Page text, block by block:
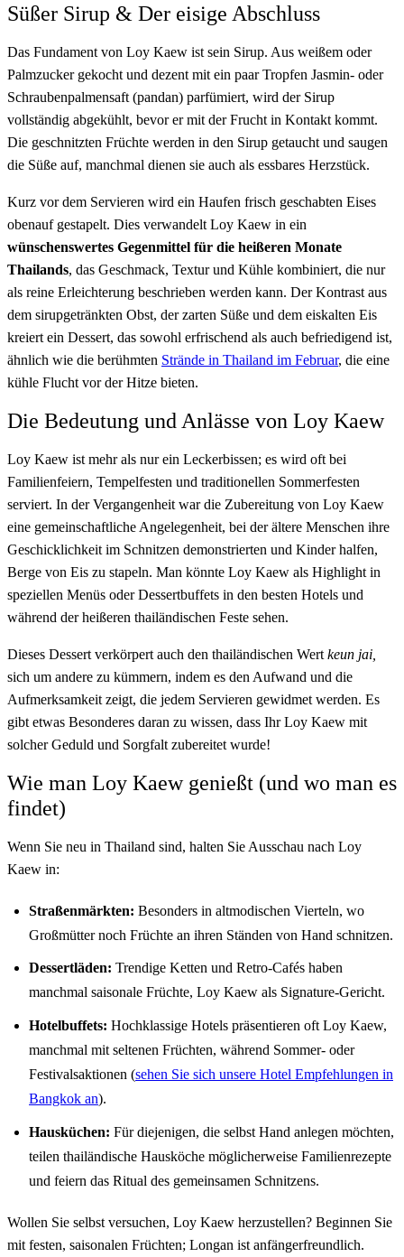
Süßer Sirup & Der eisige Abschluss
Das Fundament von Loy Kaew ist sein Sirup. Aus weißem oder
Palmzucker gekocht und dezent mit ein paar Tropfen Jasmin- oder
Schraubenpalmensaft (pandan) parfümiert, wird der Sirup
vollständig abgekühlt, bevor er mit der Frucht in Kontakt kommt.
Die geschnitzten Früchte werden in den Sirup getaucht und saugen
die Süße auf, manchmal dienen sie auch als essbares Herzstück.
Kurz vor dem Servieren wird ein Haufen frisch geschabten Eises
obenauf gestapelt. Dies verwandelt Loy Kaew in ein
wünschenswertes Gegenmittel für die heißeren Monate
Thailands, das Geschmack, Textur und Kühle kombiniert, die nur
als reine Erleichterung beschrieben werden kann. Der Kontrast aus
dem sirupgetränkten Obst, der zarten Süße und dem eiskalten Eis
kreiert ein Dessert, das sowohl erfrischend als auch befriedigend ist,
ähnlich wie die berühmten Strände in Thailand im Februar, die eine
kühle Flucht vor der Hitze bieten.
Die Bedeutung und Anlässe von Loy Kaew
Loy Kaew ist mehr als nur ein Leckerbissen; es wird oft bei
Familienfeiern, Tempelfesten und traditionellen Sommerfesten
serviert. In der Vergangenheit war die Zubereitung von Loy Kaew
eine gemeinschaftliche Angelegenheit, bei der ältere Menschen ihre
Geschicklichkeit im Schnitzen demonstrierten und Kinder halfen,
Berge von Eis zu stapeln. Man könnte Loy Kaew als Highlight in
speziellen Menüs oder Dessertbuffets in den besten Hotels und
während der heißeren thailändischen Feste sehen.
Dieses Dessert verkörpert auch den thailändischen Wert keun jai,
sich um andere zu kümmern, indem es den Aufwand und die
Aufmerksamkeit zeigt, die jedem Servieren gewidmet werden. Es
gibt etwas Besonderes daran zu wissen, dass Ihr Loy Kaew mit
solcher Geduld und Sorgfalt zubereitet wurde!
Wie man Loy Kaew genießt (und wo man es
findet)
Wenn Sie neu in Thailand sind, halten Sie Ausschau nach Loy
Kaew in:
Straßenmärkten: Besonders in altmodischen Vierteln, wo
Großmütter noch Früchte an ihren Ständen von Hand schnitzen.
Dessertläden: Trendige Ketten und Retro-Cafés haben
manchmal saisonale Früchte, Loy Kaew als Signature-Gericht.
Hotelbuffets: Hochklassige Hotels präsentieren oft Loy Kaew,
manchmal mit seltenen Früchten, während Sommer- oder
Festivalsaktionen (sehen Sie sich unsere Hotel Empfehlungen in
Bangkok an).
Hausküchen: Für diejenigen, die selbst Hand anlegen möchten,
teilen thailändische Hausköche möglicherweise Familienrezepte
und feiern das Ritual des gemeinsamen Schnitzens.
Wollen Sie selbst versuchen, Loy Kaew herzustellen? Beginnen Sie
mit festen, saisonalen Früchten; Longan ist anfängerfreundlich.